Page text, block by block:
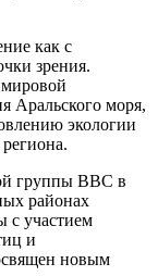
как с
зрения.
Аральского моря,
экологии
группы BBC в
районах
с участием
и
новым